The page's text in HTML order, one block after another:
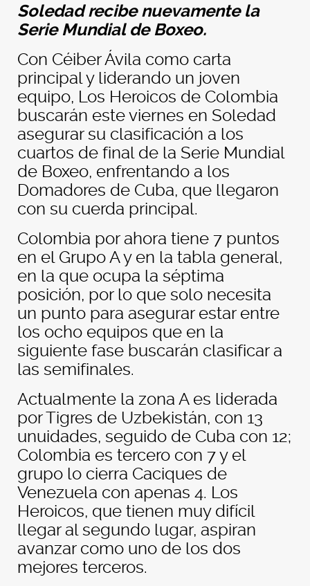
Soledad recibe nuevamente la
Serie Mundial de Boxeo.
Con Céiber Ávila como carta
principal y liderando un joven
equipo, Los Heroicos de Colombia
buscarán este viernes en Soledad
asegurar su clasificación a los
cuartos de final de la Serie Mundial
de Boxeo, enfrentando a los
Domadores de Cuba, que llegaron
con su cuerda principal.
Colombia por ahora tiene 7 puntos
en el Grupo A y en la tabla general,
en la que ocupa la séptima
posición, por lo que solo necesita
un punto para asegurar estar entre
los ocho equipos que en la
siguiente fase buscarán clasificar a
las semifinales.
Actualmente la zona A es liderada
por Tigres de Uzbekistán, con 13
unuidades, seguido de Cuba con 12;
Colombia es tercero con 7 y el
grupo lo cierra Caciques de
Venezuela con apenas 4. Los
Heroicos, que tienen muy difícil
llegar al segundo lugar, aspiran
avanzar como uno de los dos
mejores terceros.